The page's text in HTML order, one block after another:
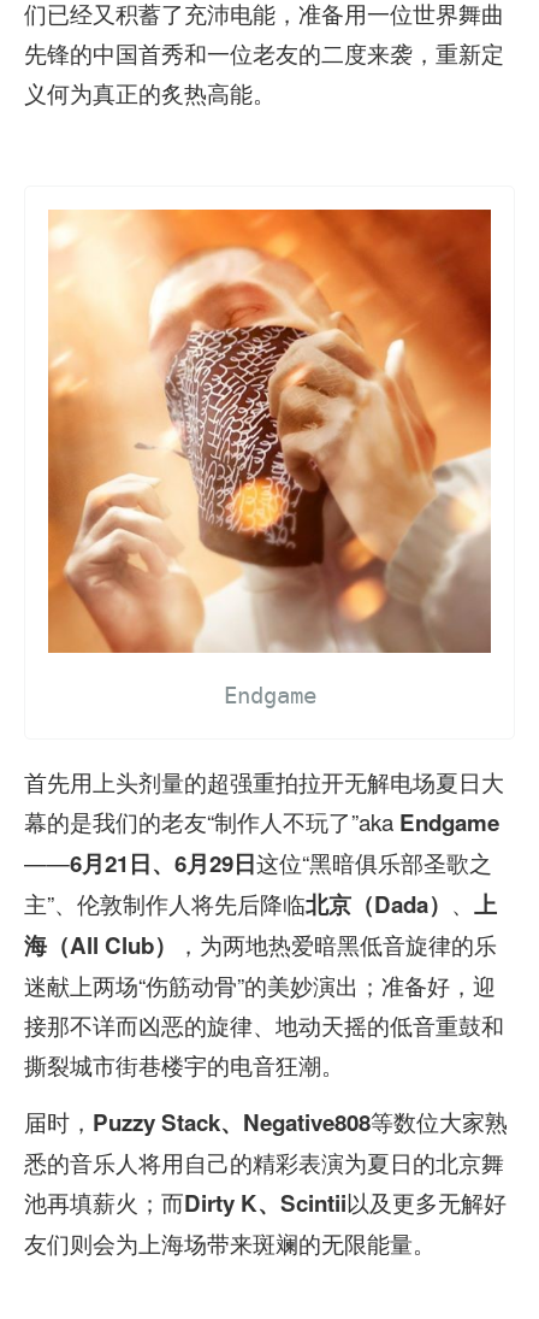
们已经又积蓄了充沛电能，准备用一位世界舞曲
先锋的中国首秀和一位老友的二度来袭，重新定
义何为真正的炙热高能。
Endgame
首先用上头剂量的超强重拍拉开无解电场夏日大
幕的是我们的老友“制作人不玩了”aka Endgame
——6月21日、6月29日这位“黑暗俱乐部圣歌之
主”、伦敦制作人将先后降临北京（Dada） 、 上
海（All Club）
，为两地热爱暗黑低音旋律的乐
迷献上两场“伤筋动骨”的美妙演出；准备好，迎
接那不详而凶恶的旋律、地动天摇的低音重鼓和
撕裂城市街巷楼宇的电音狂潮。
届时， Puzzy Stack、Negative808等数位大家熟
悉的音乐人将用自己的精彩表演为夏日的北京舞
池再填薪火；而Dirty K、Scintii以及更多无解好
友们则会为上海场带来斑斓的无限能量。